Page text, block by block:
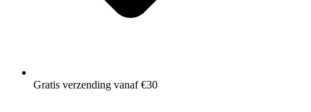
Gratis verzending vanaf €30